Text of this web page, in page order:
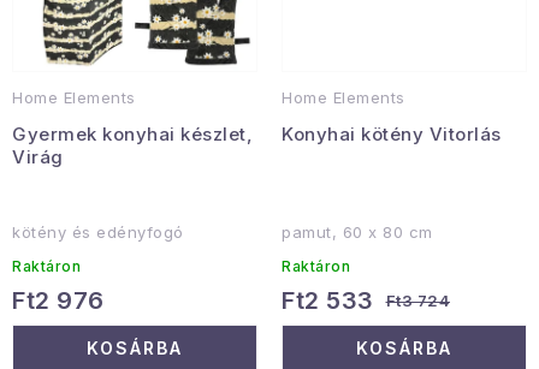
Home Elements
Gyermek konyhai készlet,
Virág
kötény és edényfogó
Raktáron
Ft2 976
KOSÁRBA
Home Elements
Konyhai kötény Vitorlás
pamut, 60 x 80 cm
Raktáron
Ft2 533 Ft3 724
KOSÁRBA